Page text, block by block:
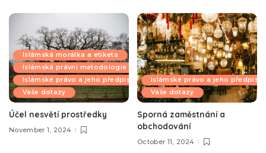
Islámská morálka a etiketa
Islámská právní metodologie
Islámské právo a jeho předpisy
Vaše dotazy
Účel nesvětí prostředky
November 1, 2024
Islámské právo a jeho předpisy
Vaše dotazy
Sporná zaměstnání a
obchodování
October 11, 2024